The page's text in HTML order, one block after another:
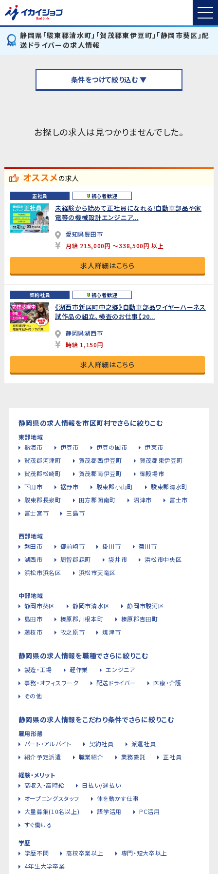
静岡県「駿東郡清水町」「賀茂郡東伊豆町」「静岡市葵区」配
送ドライバーの求人情報
条件をつけて絞り込む ▼
お探しの求人は見つかりませんでした。
オススメの求人
正社員 初心者歓迎
未経験から始めて正社員になれる!自動車部品や家
電等の機械設計エンジニア...
愛知県豊田市
月給 215,000円 ～338,500円 以上
求人詳細はこちら
契約社員 初心者歓迎
《湖西市新居町中之郷》自動車部品ワイヤーハーネス
試作品の組立、検査のお仕事【20...
静岡県湖西市
時給 1,150円
求人詳細はこちら
静岡県の求人情報を市区町村でさらに絞りこむ
東部地域
熱海市
伊豆市 伊豆の国市
伊東市
賀茂郡河津町
賀茂郡西伊豆町
賀茂郡東伊豆町
賀茂郡松崎町
賀茂郡南伊豆町
御殿場市
下田市
裾野市 駿東郡小山町
駿東郡清水町
駿東郡長泉町
田方郡函南町 沼津市
富士市
富士宮市
三島市
西部地域
磐田市
御前崎市 掛川市
菊川市
湖西市
周智郡森町 袋井市
浜松市中央区
浜松市浜名区
浜松市天竜区
中部地域
静岡市葵区
静岡市清水区
静岡市駿河区
島田市
榛原郡川根本町
榛原郡吉田町
藤枝市
牧之原市 焼津市
静岡県の求人情報を職種でさらに絞りこむ
製造・工場 軽作業
エンジニア
事務・オフィスワーク
配送ドライバー
医療・介護
その他
静岡県の求人情報をこだわり条件でさらに絞りこむ
雇用形態
パート・アルバイト
契約社員
派遣社員
紹介予定派遣
職業紹介 業務委託 正社員
経験・メリット
高収入・高時給
日払い/週払い
オープニングスタッフ
体を動かす仕事
大量募集(10名以上)
語学活用
PC活用
すぐ働ける
学歴
学歴不問
高校卒業以上
専門・短大卒以上
4年生大学卒業